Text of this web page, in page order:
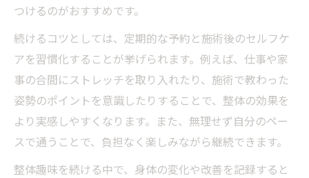
つけるのがおすすめです。
続けるコツとしては、定期的な予約と施術後のセルフケ
アを習慣化することが挙げられます。例えば、仕事や家
事の合間にストレッチを取り入れたり、施術で教わった
姿勢のポイントを意識したりすることで、整体の効果を
より実感しやすくなります。また、無理せず自分のペー
スで通うことで、負担なく楽しみながら継続できます。
整体趣味を続ける中で、身体の変化や改善を記録すると